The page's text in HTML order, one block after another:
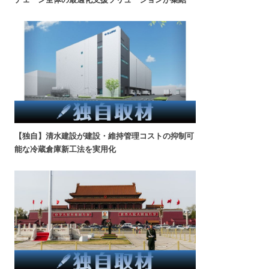
【独自】清水建設が建設・維持管理コストの抑制可
能な冷蔵倉庫新工法を実用化